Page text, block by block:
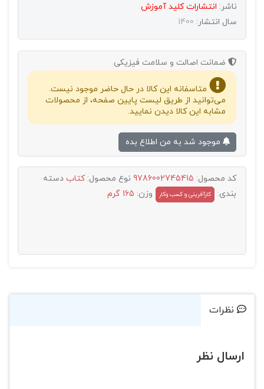
ناشر: انتشارات كليد آموزش
سال انتشار: 1400
ضمانت اصالت و سلامت فیزیکی
متاسفانه این کالا در حال حاضر موجود نیست.
می‌توانید از طریق لیست پایین صفحه، از محصولات
مشابه این کالا دیدن نمایید.
کد محصول: 9786002745415 نوع محصول:کتاب دسته
بندی:
کارآفرینی و کسب وکار وزن: 165 گرم
نظرات
ارسال نظر